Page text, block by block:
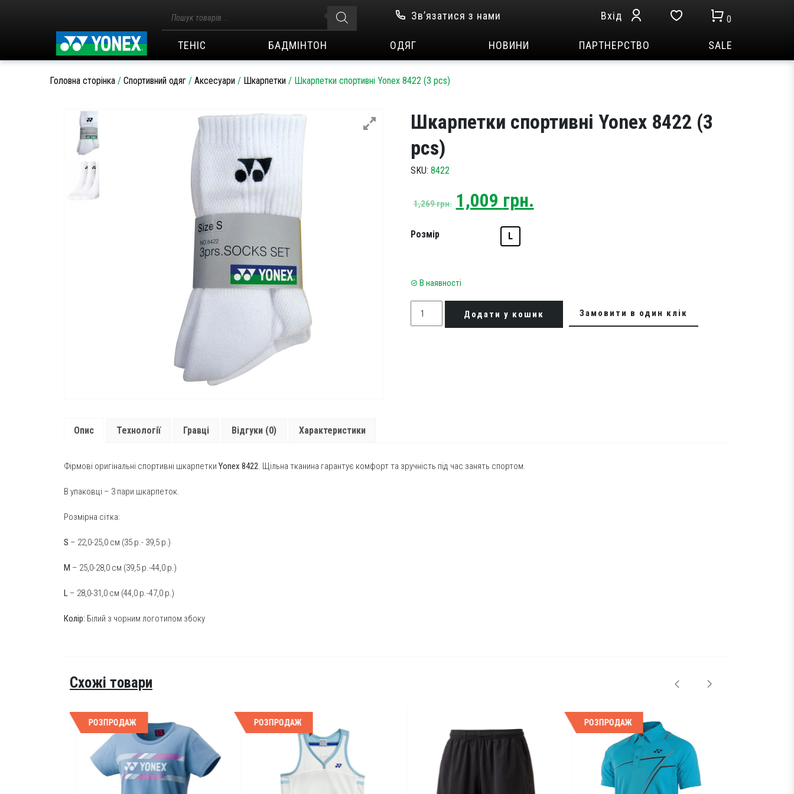
товарів
Зв’язатися з нами Вхід 0
ТЕНІС БАДМІНТОН ОДЯГ НОВИНИ ПАРТНЕРСТВО SALE
Головна сторінка / Спортивний одяг / Аксесуари / Шкарпетки / Шкарпетки спортивні Yonex 8422 (3 pcs)
Шкарпетки спортивні Yonex 8422 (3
pcs)
SKU: 8422
1,269грн. Original
price
1,269 грн..
1,009 грн.
price
Розмір L
В наявності
Додати у кошик Замовити в один клік
Опис Технології Гравці Відгуки (0) Характеристики
Фірмові оригінальні спортивні шкарпетки Yonex 8422. Щільна тканина гарантує комфорт та зручність під час занять спортом.
В упаковці – 3 пари шкарпеток.
Розмірна сітка:
S – 22,0-25,0 см (35 р.- 39,5 р.)
M – 25,0-28,0 см (39,5 р.-44,0 р.)
L – 28,0-31,0 см (44,0 р.-47,0 р.)
Колір: Білий з чорним логотипом збоку
Схожі товари
РОЗПРОДАЖ РОЗПРОДАЖ РОЗПРОДАЖ